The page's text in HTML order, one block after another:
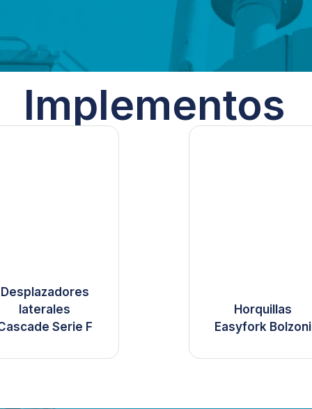
Implementos
Desplazadores
laterales
Serie F
Horquillas
Easyfork Bolzoni